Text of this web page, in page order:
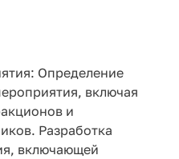
Определение
включая
и
Разработка
включающей